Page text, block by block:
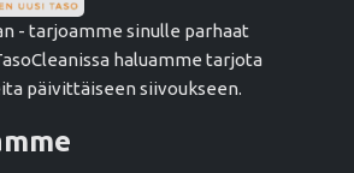
- tarjoamme sinulle parhaat
haluamme tarjota
päivittäiseen siivoukseen.